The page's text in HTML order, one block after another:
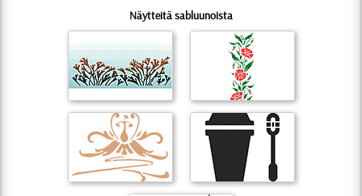
Näytteitä sabluunoista